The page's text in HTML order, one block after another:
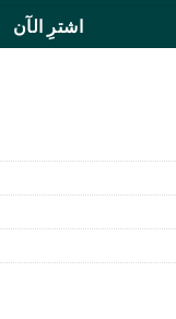
اشترِ الآن